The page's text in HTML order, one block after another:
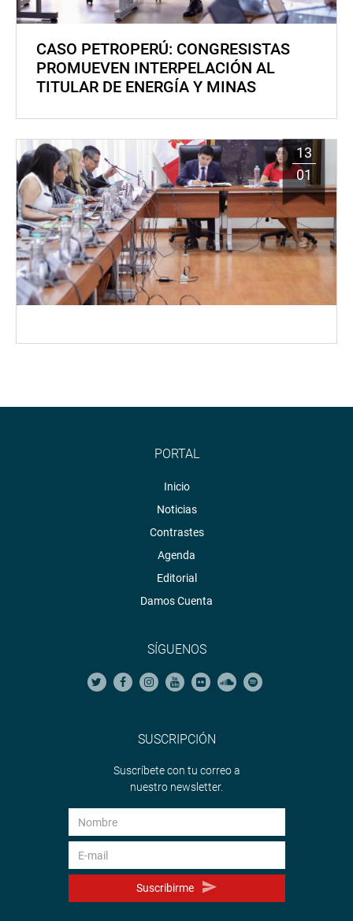
CASO PETROPERÚ: CONGRESISTAS
PROMUEVEN INTERPELACIÓN AL
TITULAR DE ENERGÍA Y MINAS
13
01
PORTAL
Inicio
Noticias
Contrastes
Agenda
Editorial
Damos Cuenta
SÍGUENOS
SUSCRIPCIÓN
Suscríbete con tu correo a
nuestro newsletter.
Suscribirme